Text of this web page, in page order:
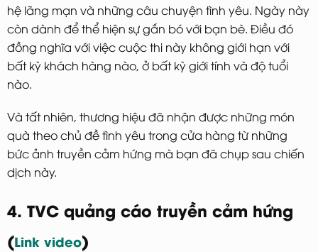
hệ lãng mạn và những câu chuyện tình yêu. Ngày này
còn dành để thể hiện sự gắn bó với bạn bè. Điều đó
đồng nghĩa với việc cuộc thi này không giới hạn với
bất kỳ khách hàng nào, ở bất kỳ giới tính và độ tuổi
nào.
Và tất nhiên, thương hiệu đã nhận được những món
quà theo chủ đề tình yêu trong cửa hàng từ những
bức ảnh truyền cảm hứng mà bạn đã chụp sau chiến
dịch này.
4. TVC quảng cáo truyền cảm hứng
(Link video)